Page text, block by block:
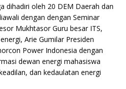
dihadiri oleh 20 DEM Daerah dan
dengan dengan Seminar
Mukhtasor Guru besar ITS,
Arie Gumilar Presiden
Power Indonesia dengan
dewan energi mahasiswa
dan kedaulatan energi